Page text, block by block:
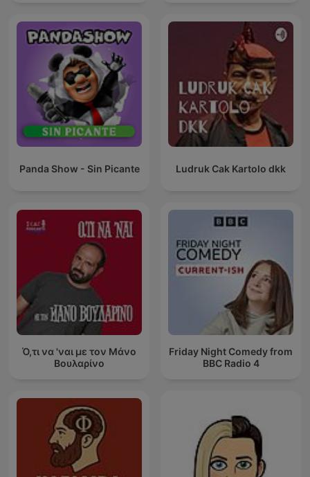
Panda Show - Sin Picante Ludruk Cak Kartolo dkk
Ό,τι να 'ναι με τον Μάνο
Βουλαρίνο
Friday Night Comedy from
BBC Radio 4